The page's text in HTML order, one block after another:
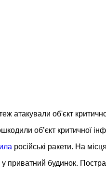
атакували об'єкт
обʼєкт критичної
російські ракети. На
у приватний будинок.